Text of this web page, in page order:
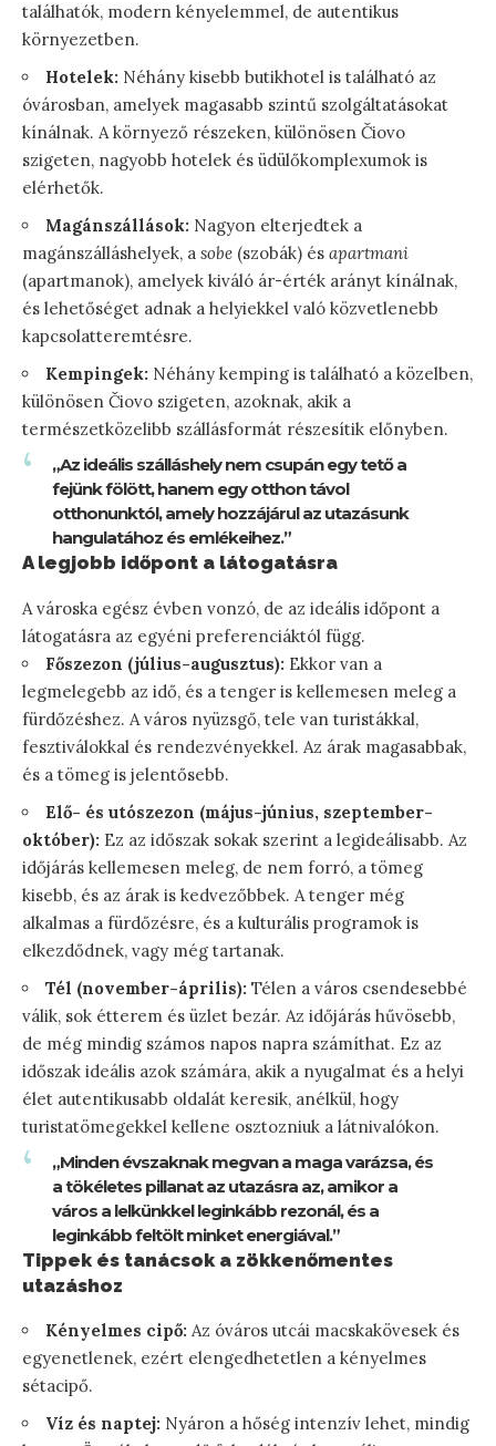
találhatók, modern kényelemmel, de autentikus
környezetben.
Hotelek: Néhány kisebb butikhotel is található az
óvárosban, amelyek magasabb szintű szolgáltatásokat
kínálnak. A környező részeken, különösen Čiovo
szigeten, nagyobb hotelek és üdülőkomplexumok is
elérhetők.
Magánszállások: Nagyon elterjedtek a
magánszálláshelyek, a sobe (szobák) és apartmani
(apartmanok), amelyek kiváló ár-érték arányt kínálnak,
és lehetőséget adnak a helyiekkel való közvetlenebb
kapcsolatteremtésre.
Kempingek: Néhány kemping is található a közelben,
különösen Čiovo szigeten, azoknak, akik a
természetközelibb szállásformát részesítik előnyben.
„Az ideális szálláshely nem csupán egy tető a
fejünk fölött, hanem egy otthon távol
otthonunktól, amely hozzájárul az utazásunk
hangulatához és emlékeihez.”
A legjobb időpont a látogatásra
A városka egész évben vonzó, de az ideális időpont a
látogatásra az egyéni preferenciáktól függ.
Főszezon (július-augusztus): Ekkor van a
legmelegebb az idő, és a tenger is kellemesen meleg a
fürdőzéshez. A város nyüzsgő, tele van turistákkal,
fesztiválokkal és rendezvényekkel. Az árak magasabbak,
és a tömeg is jelentősebb.
Elő- és utószezon (május-június, szeptember-
október): Ez az időszak sokak szerint a legideálisabb. Az
időjárás kellemesen meleg, de nem forró, a tömeg
kisebb, és az árak is kedvezőbbek. A tenger még
alkalmas a fürdőzésre, és a kulturális programok is
elkezdődnek, vagy még tartanak.
Tél (november-április): Télen a város csendesebbé
válik, sok étterem és üzlet bezár. Az időjárás hűvösebb,
de még mindig számos napos napra számíthat. Ez az
időszak ideális azok számára, akik a nyugalmat és a helyi
élet autentikusabb oldalát keresik, anélkül, hogy
turistatömegekkel kellene osztozniuk a látnivalókon.
„Minden évszaknak megvan a maga varázsa, és
a tökéletes pillanat az utazásra az, amikor a
város a lelkünkkel leginkább rezonál, és a
leginkább feltölt minket energiával.”
Tippek és tanácsok a zökkenőmentes
utazáshoz
Kényelmes cipő: Az óváros utcái macskakövesek és
egyenetlenek, ezért elengedhetetlen a kényelmes
sétacipő.
Víz és naptej: Nyáron a hőség intenzív lehet, mindig